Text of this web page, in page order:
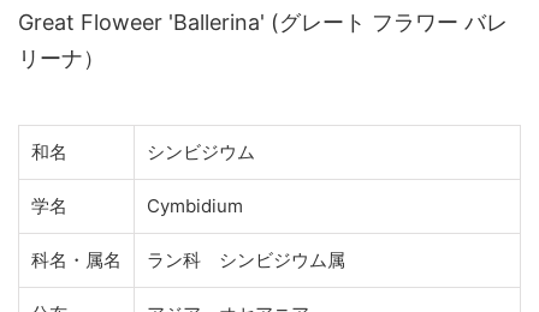
Great Floweer 'Ballerina' (グレート フラワー バレ
リーナ）
和名 シンビジウム
学名 Cymbidium
科名・属名 ラン科 シンビジウム属